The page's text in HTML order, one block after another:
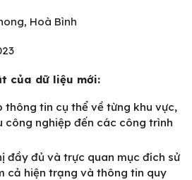
Hoà Bình
của dữ liệu mới:
thông tin cụ thể về từng khu vực,
công nghiệp đến các công trình
đầy đủ và trực quan mục đích sử
cả hiện trạng và thông tin quy